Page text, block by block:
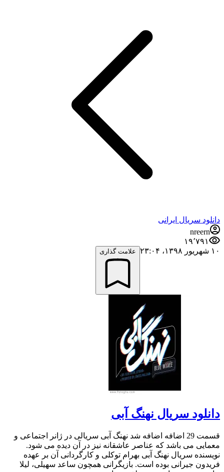
دانلود سریال ایرانی
nreern
۱۹٬۷۹۱
۱۰ شهریور ۱۳۹۸،‏ ۲۳:۰۴
علامت گذاری
دانلود سریال نهنگ آبی
قسمت 29 اضافه اضافه شد نهنگ آبی سریالی در ژانر اجتماعی و
معمایی می باشد که عناصر عاشقانه نیز در آن دیده می شود.
نویسنده سریال نهنگ آبی بهرام توکلی و کارگردانی آن بر عهده
فریدون جیرانی بوده است. بازیگرانی همچون ساعد سهیلی، لیلا